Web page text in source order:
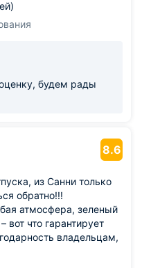
периодически терял
будем рады
8.6
из Санни только
обратно!!!
атмосфера, зеленый
вот что гарантирует
владельцам,